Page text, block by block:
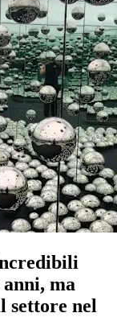
ma
settore nel